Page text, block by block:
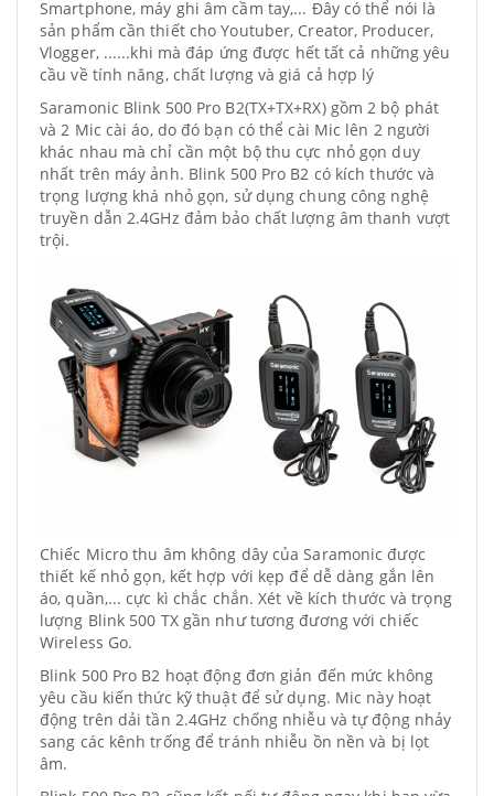
Smartphone, máy ghi âm cầm tay,... Đây có thể nói là
sản phẩm cần thiết cho Youtuber, Creator, Producer,
Vlogger, ......khi mà đáp ứng được hết tất cả những yêu
cầu về tính năng, chất lượng và giá cả hợp lý
Saramonic Blink 500 Pro B2(TX+TX+RX) gồm 2 bộ phát
và 2 Mic cài áo, do đó bạn có thể cài Mic lên 2 người
khác nhau mà chỉ cần một bộ thu cực nhỏ gọn duy
nhất trên máy ảnh. Blink 500 Pro B2 có kích thước và
trọng lượng khá nhỏ gọn, sử dụng chung công nghệ
truyền dẫn 2.4GHz đảm bảo chất lượng âm thanh vượt
trội.
Chiếc Micro thu âm không dây của Saramonic được
thiết kế nhỏ gọn, kết hợp với kẹp để dễ dàng gắn lên
áo, quần,... cực kì chắc chắn. Xét về kích thước và trọng
lượng Blink 500 TX gần như tương đương với chiếc
Wireless Go.
Blink 500 Pro B2 hoạt động đơn giản đến mức không
yêu cầu kiến thức kỹ thuật để sử dụng. Mic này hoạt
động trên dải tần 2.4GHz chống nhiễu và tự động nhảy
sang các kênh trống để tránh nhiễu ồn nền và bị lọt
âm.